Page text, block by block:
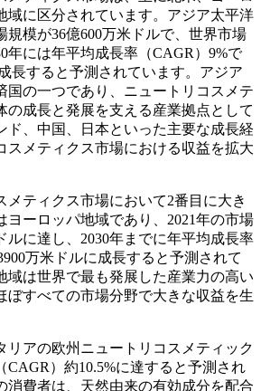
域に区分されています。アジア太平洋
規模が36億600万米ドルで、世界市場
年には年平均成長率（CAGR）9%で
長すると予測されています。アジア
国の一つであり、ニュートリコスメテ
の成長と発展を支える産業拠点として
ド、中国、日本といった主要な成長経
スメティクス市場における収益を拡大
メティクス市場において2番目に大き
ヨーロッパ地域であり、2021年の市場
ルに達し、2030年までに年平均成長率
万米ドルに成長すると予測されて
域は世界で最も発展した産業力の高い
ぼすべての市場分野で大きな収益を生
リアの欧州ニュートリコスメティック
CAGR）約10.5%に達すると予測され
消費者は、天然由来の有効成分を配合